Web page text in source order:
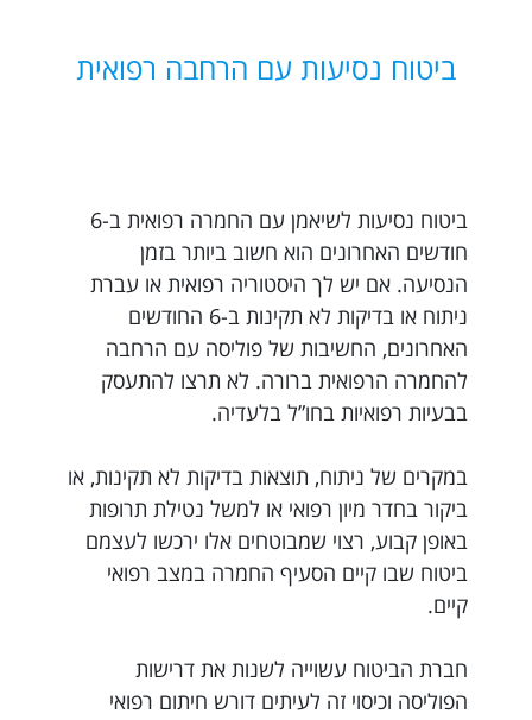
ביטוח נסיעות עם הרחבה רפואית
ביטוח נסיעות לשיאמן עם החמרה רפואית ב-6
חודשים האחרונים הוא חשוב ביותר בזמן
הנסיעה. אם יש לך היסטוריה רפואית או עברת
ניתוח או בדיקות לא תקינות ב-6 החודשים
האחרונים, החשיבות של פוליסה עם הרחבה
להחמרה הרפואית ברורה. לא תרצו להתעסק
בבעיות רפואיות בחו”ל בלעדיה.
במקרים של ניתוח, תוצאות בדיקות לא תקינות, או
ביקור בחדר מיון רפואי או למשל נטילת תרופות
באופן קבוע, רצוי שמבוטחים אלו ירכשו לעצמם
ביטוח שבו קיים הסעיף החמרה במצב רפואי
קיים.
חברת הביטוח עשוייה לשנות את דרישות
הפוליסה וכיסוי זה לעיתים דורש חיתום רפואי